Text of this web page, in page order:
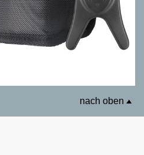
nach oben